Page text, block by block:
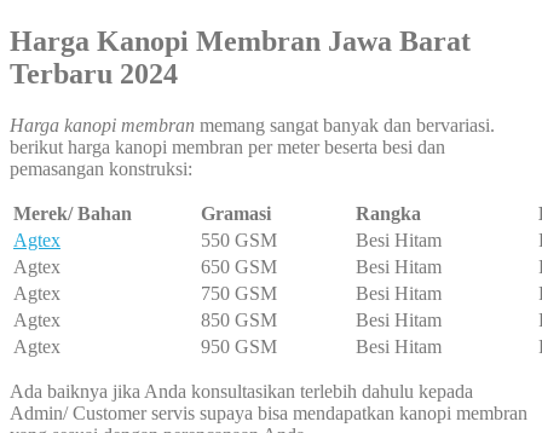
Harga Kanopi Membran Jawa Barat
Terbaru 2024
Harga kanopi membran memang sangat banyak dan bervariasi.
berikut harga kanopi membran per meter beserta besi dan
pemasangan konstruksi:
Merek/ Bahan Gramasi Rangka
Agtex
550 GSM Besi Hitam
Agtex
650 GSM Besi Hitam
Agtex
750 GSM Besi Hitam
Agtex
850 GSM Besi Hitam
Agtex
950 GSM Besi Hitam
Ada baiknya jika Anda konsultasikan terlebih dahulu kepada
Admin/ Customer servis supaya bisa mendapatkan kanopi membran